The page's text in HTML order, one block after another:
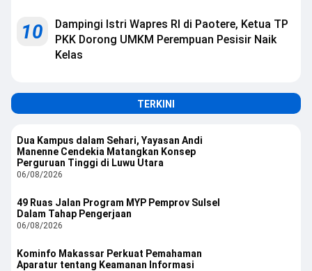
10
Dampingi Istri Wapres RI di Paotere, Ketua TP
PKK Dorong UMKM Perempuan Pesisir Naik
Kelas
TERKINI
Dua Kampus dalam Sehari, Yayasan Andi
Manenne Cendekia Matangkan Konsep
Perguruan Tinggi di Luwu Utara
06/08/2026
49 Ruas Jalan Program MYP Pemprov Sulsel
Dalam Tahap Pengerjaan
06/08/2026
Kominfo Makassar Perkuat Pemahaman
Aparatur tentang Keamanan Informasi